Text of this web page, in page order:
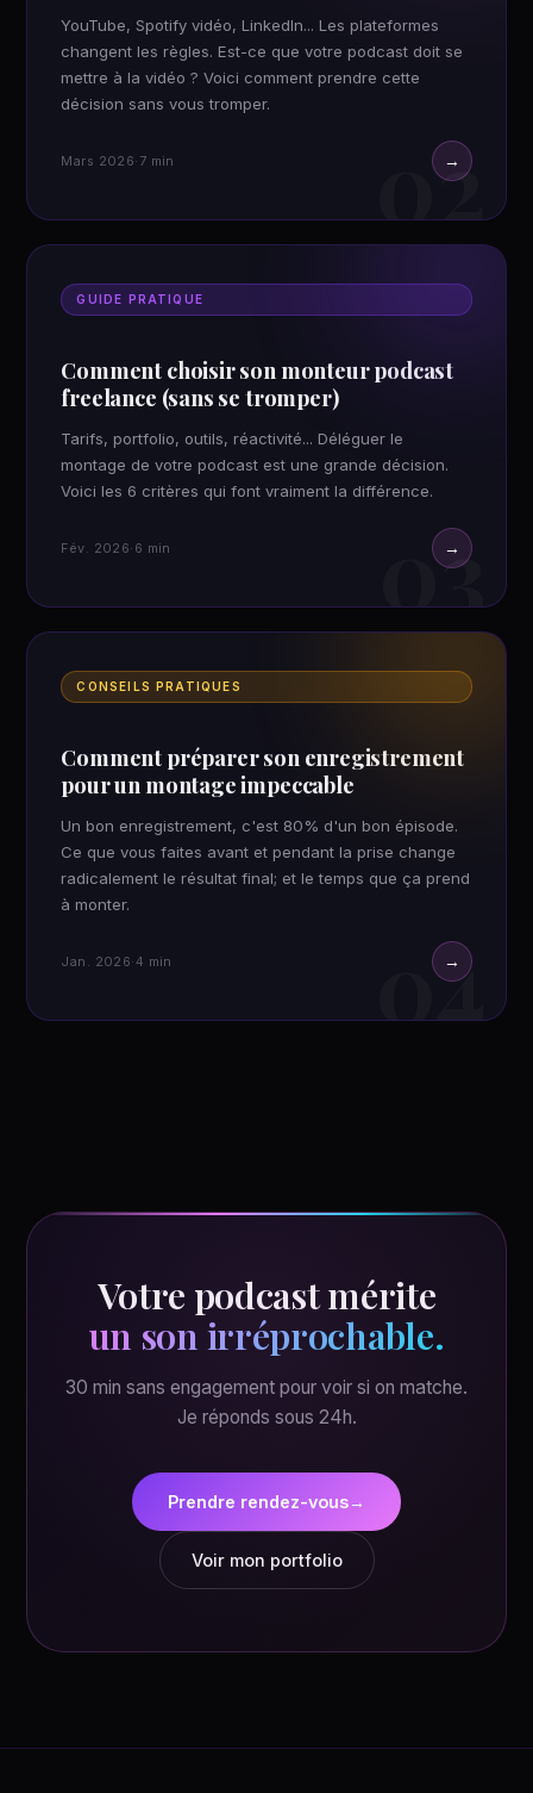
YouTube, Spotify vidéo, LinkedIn... Les plateformes
changent les règles. Est-ce que votre podcast doit se
mettre à la vidéo ? Voici comment prendre cette
décision sans vous tromper.
Mars 2026· 7 min →
02
GUIDE PRATIQUE
Comment choisir son monteur podcast
freelance (sans se tromper)
Tarifs, portfolio, outils, réactivité... Déléguer le
montage de votre podcast est une grande décision.
Voici les 6 critères qui font vraiment la différence.
Fév. 2026· 6 min →
03
CONSEILS PRATIQUES
Comment préparer son enregistrement
pour un montage impeccable
Un bon enregistrement, c'est 80% d'un bon épisode.
Ce que vous faites avant et pendant la prise change
radicalement le résultat final; et le temps que ça prend
à monter.
Jan. 2026·4 min →
04
Votre podcast mérite
un son irréprochable.
30 min sans engagement pour voir si on matche.
Je réponds sous 24h.
Prendre rendez-vous→
Voir mon portfolio